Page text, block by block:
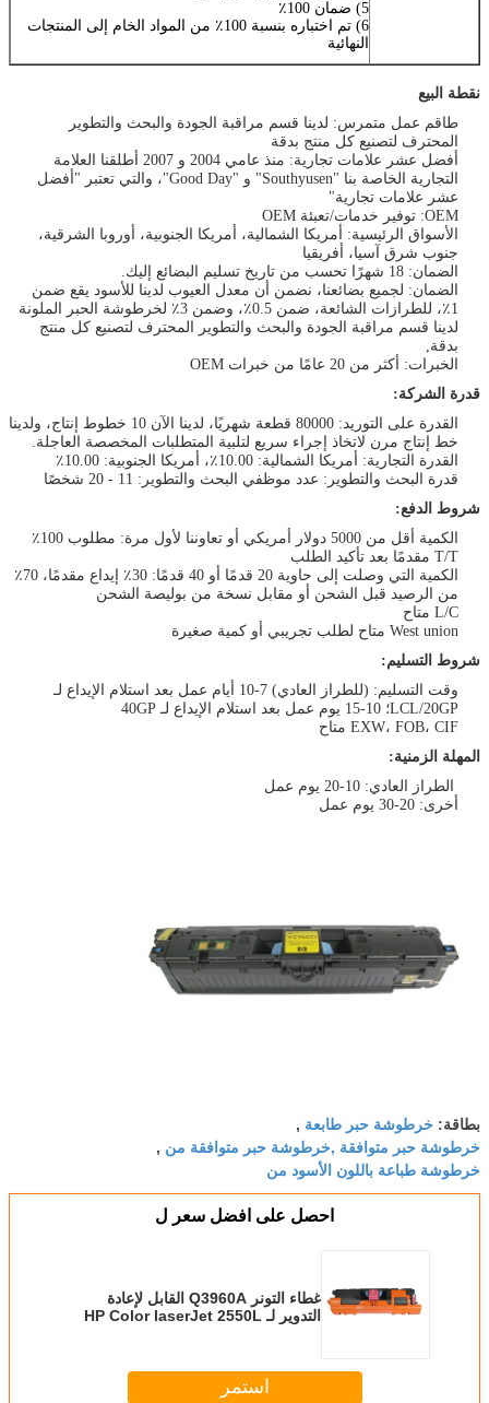
5) ضمان 100٪
6) تم اختباره بنسبة 100٪ من المواد الخام إلى المنتجات
النهائية
نقطة البيع
طاقم عمل متمرس: لدينا قسم مراقبة الجودة والبحث والتطوير
المحترف لتصنيع كل منتج بدقة
أفضل عشر علامات تجارية: منذ عامي 2004 و 2007 أطلقنا العلامة
التجارية الخاصة بنا "Southyusen" و "Good Day"، والتي تعتبر "أفضل
عشر علامات تجارية"
OEM: توفير خدمات/تعبئة OEM
الأسواق الرئيسية: أمريكا الشمالية، أمريكا الجنوبية، أوروبا الشرقية،
جنوب شرق آسيا، أفريقيا
الضمان: 18 شهرًا تحسب من تاريخ تسليم البضائع إليك.
الضمان: لجميع بضائعنا، نضمن أن معدل العيوب لدينا للأسود يقع ضمن
1٪، للطرازات الشائعة، ضمن 0.5٪، وضمن 3٪ لخرطوشة الحبر الملونة
لدينا قسم مراقبة الجودة والبحث والتطوير المحترف لتصنيع كل منتج
بدقة,
الخبرات: أكثر من 20 عامًا من خبرات OEM
قدرة الشركة:
القدرة على التوريد: 80000 قطعة شهريًا، لدينا الآن 10 خطوط إنتاج، ولدينا
خط إنتاج مرن لاتخاذ إجراء سريع لتلبية المتطلبات المخصصة العاجلة.
القدرة التجارية: أمريكا الشمالية: 10.00٪، أمريكا الجنوبية: 10.00٪
قدرة البحث والتطوير: عدد موظفي البحث والتطوير: 11 - 20 شخصًا
شروط الدفع:
الكمية أقل من 5000 دولار أمريكي أو تعاوننا لأول مرة: مطلوب 100٪
T/T مقدمًا بعد تأكيد الطلب
الكمية التي وصلت إلى حاوية 20 قدمًا أو 40 قدمًا: 30٪ إيداع مقدمًا، 70٪
من الرصيد قبل الشحن أو مقابل نسخة من بوليصة الشحن
L/C متاح
West union متاح لطلب تجريبي أو كمية صغيرة
شروط التسليم:
وقت التسليم: (للطراز العادي) 7-10 أيام عمل بعد استلام الإيداع لـ
LCL/20GP؛ 10-15 يوم عمل بعد استلام الإيداع لـ 40GP
EXW، FOB، CIF متاح
المهلة الزمنية:
الطراز العادي: 10-20 يوم عمل
أخرى: 20-30 يوم عمل
بطاقة: خرطوشة حبر طابعة ,
خرطوشة حبر متوافقة ,خرطوشة حبر متوافقة من ,
خرطوشة طباعة باللون الأسود من
احصل على افضل سعر ل
غطاء التونر Q3960A القابل لإعادة
التدوير لـ HP Color laserJet 2550L
استمر